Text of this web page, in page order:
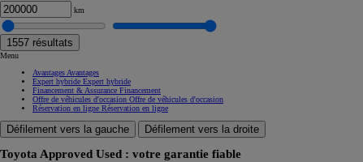
km
1557 résultats
Menu
Avantages Avantages
Expert hybride Expert hybride
Financement & Assurance Financement
Offre de véhicules d'occasion Offre de véhicules d'occasion
Réservation en ligne Réservation en ligne
Défilement vers la gauche Défilement vers la droite
Toyota Approved Used : votre garantie fiable